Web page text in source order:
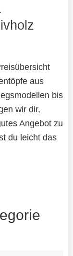
aus
bis
wir dir,
Angebot zu
du leicht das